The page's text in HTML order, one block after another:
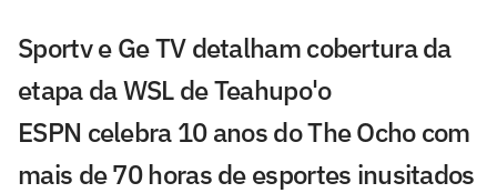
Sportv e Ge TV detalham cobertura da
etapa da WSL de Teahupo'o
ESPN celebra 10 anos do The Ocho com
mais de 70 horas de esportes inusitados